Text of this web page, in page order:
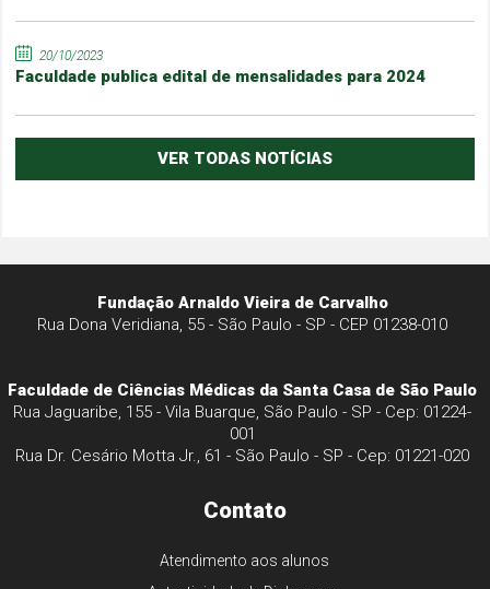
20/10/2023
Faculdade publica edital de mensalidades para 2024
VER TODAS NOTÍCIAS
Fundação Arnaldo Vieira de Carvalho
Rua Dona Veridiana, 55 - São Paulo - SP - CEP 01238-010
Faculdade de Ciências Médicas da Santa Casa de São Paulo
Rua Jaguaribe, 155 - Vila Buarque, São Paulo - SP - Cep: 01224-
001
Rua Dr. Cesário Motta Jr., 61 - São Paulo - SP - Cep: 01221-020
Contato
Atendimento aos alunos